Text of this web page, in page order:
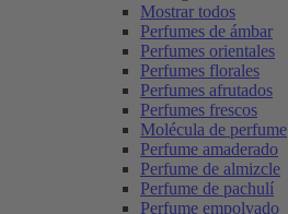
Mostrar todos
Perfumes de ámbar
Perfumes orientales
Perfumes florales
Perfumes afrutados
Perfumes frescos
Molécula de perfume
Perfume amaderado
Perfume de almizcle
Perfume de pachulí
Perfume empolvado